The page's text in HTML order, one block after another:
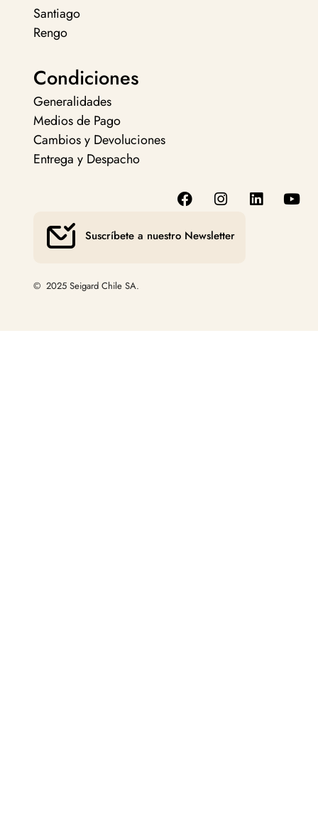
Santiago
Rengo
Condiciones
Generalidades
Medios de Pago
Cambios y Devoluciones
Entrega y Despacho
Suscríbete a nuestro Newsletter
© 2025 Seigard Chile SA.